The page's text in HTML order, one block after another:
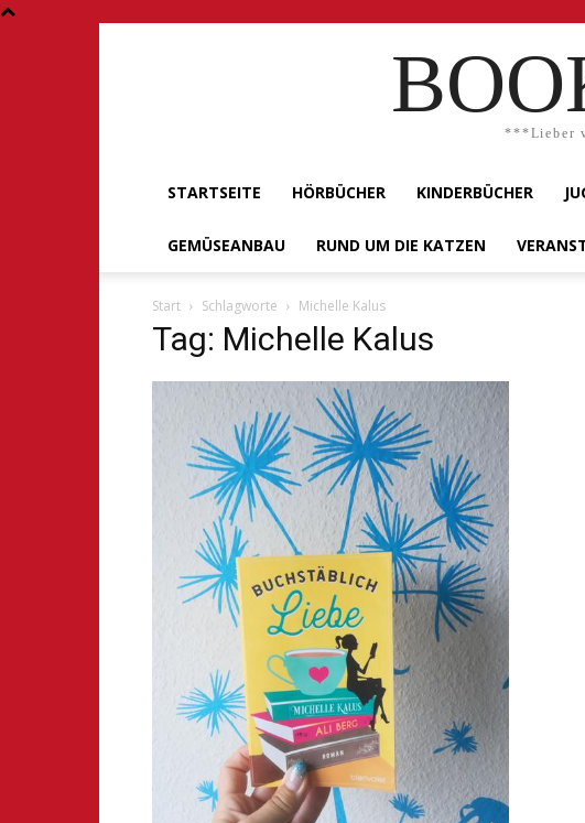
***Lieber
STARTSEITE HÖRBÜCHER KINDERBÜCHER
GEMÜSEANBAU RUND UM DIE KATZEN
Start Schlagworte Michelle Kalus
Tag: Michelle Kalus